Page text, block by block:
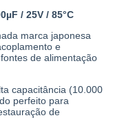
/ 25V / 85°C
marca japonesa
e
de alimentação
capacitância (10.000
perfeito para
de